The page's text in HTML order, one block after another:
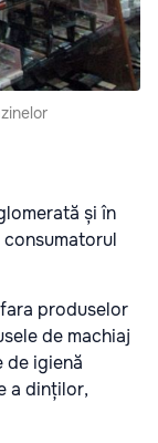
și în
produselor
de machiaj
de igienă
a dinților,